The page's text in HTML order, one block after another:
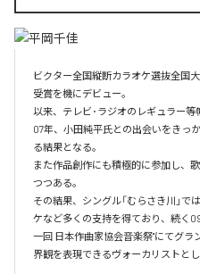
ビクター全国縦断カラオケ選抜全国
受賞を機にデビュー。
以来、テレビ･ラジオのレギュラー等
07年、小田純平氏との出会いをきっ
る結果となる。
また作品創作にも積極的に参加し、
つつある。
その結果、シングル「むらさき川」
ケなど多くの支持を得ており、続く
一回 日本作曲家協会音楽祭"にてグラ
界観を表現できるヴォーカリストとし